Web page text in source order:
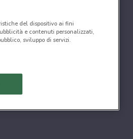
del dispositivo ai fini
e contenuti personalizzati,
sviluppo di servizi.